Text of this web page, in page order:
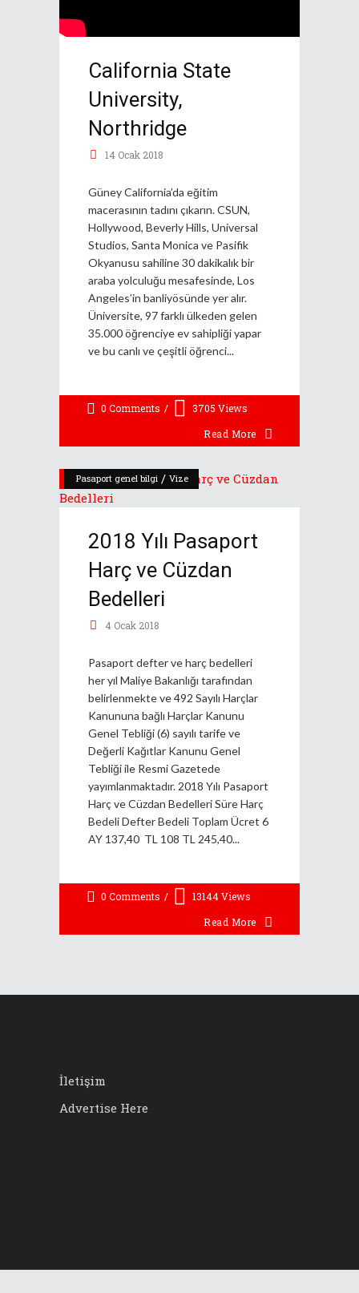
California State
University,
Northridge
14 Ocak 2018
Güney California’da eğitim
macerasının tadını çıkarın. CSUN,
Hollywood, Beverly Hills, Universal
Studios, Santa Monica ve Pasifik
Okyanusu sahiline 30 dakikalık bir
araba yolculuğu mesafesinde, Los
Angeles’in banliyösünde yer alır.
Üniversite, 97 farklı ülkeden gelen
35.000 öğrenciye ev sahipliği yapar
ve bu canlı ve çeşitli öğrenci
0 Comments 3705 Views
Read More
Pasaport genel bilgi / Vize
2018 Yılı Pasaport
Harç ve Cüzdan
Bedelleri
4 Ocak 2018
Pasaport defter ve harç bedelleri
her yıl Maliye Bakanlığı tarafından
belirlenmekte ve 492 Sayılı Harçlar
Kanununa bağlı Harçlar Kanunu
Genel Tebliği (6) sayılı tarife ve
Değerli Kağıtlar Kanunu Genel
Tebliği ile Resmi Gazetede
yayımlanmaktadır. 2018 Yılı Pasaport
Harç ve Cüzdan Bedelleri Süre Harç
Bedeli Defter Bedeli Toplam Ücret 6
AY 137,40 TL 108 TL 245,40
0 Comments 13144Views
Read More
İletişim
Advertise Here